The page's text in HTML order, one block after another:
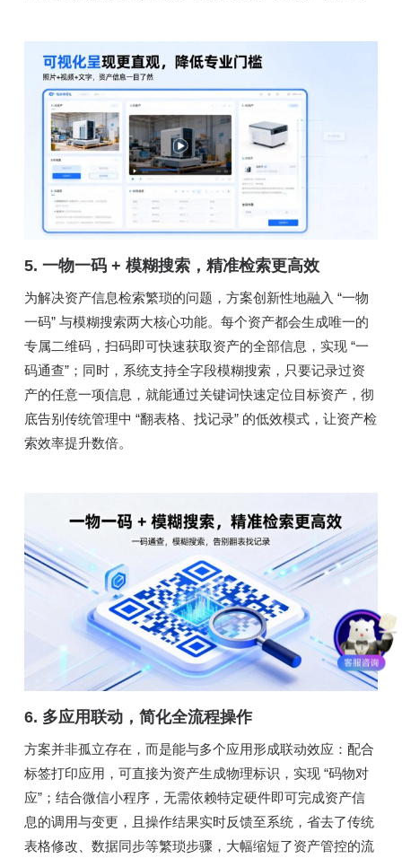
5. 一物一码 + 模糊搜索，精准检索更高效
为解决资产信息检索繁琐的问题，方案创新性地融入 “一物
一码” 与模糊搜索两大核心功能。每个资产都会生成唯一的
专属二维码，扫码即可快速获取资产的全部信息，实现 “一
码通查”；同时，系统支持全字段模糊搜索，只要记录过资
产的任意一项信息，就能通过关键词快速定位目标资产，彻
底告别传统管理中 “翻表格、找记录” 的低效模式，让资产检
索效率提升数倍。
6. 多应用联动，简化全流程操作
方案并非孤立存在，而是能与多个应用形成联动效应：配合
标签打印应用，可直接为资产生成物理标识，实现 “码物对
应”；结合微信小程序，无需依赖特定硬件即可完成资产信
息的调用与变更，且操作结果实时反馈至系统，省去了传统
表格修改、数据同步等繁琐步骤，大幅缩短了资产管控的流